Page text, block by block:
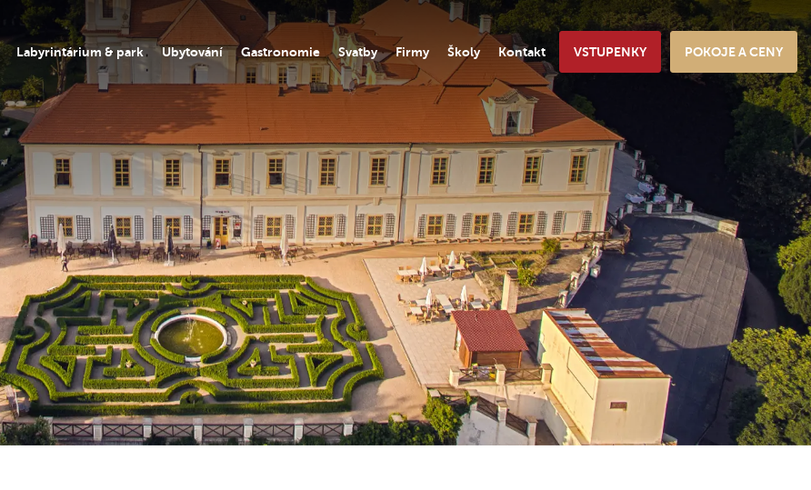
VSTUPENKY POKOJE A CENY
Labyrintárium & park Ubytování Gastronomie Svatby Firmy Školy Kontakt